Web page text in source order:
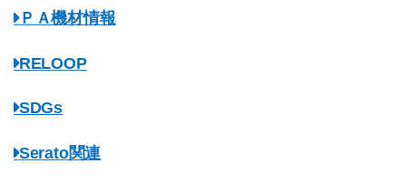
ＰＡ機材情報
RELOOP
SDGs
Serato関連